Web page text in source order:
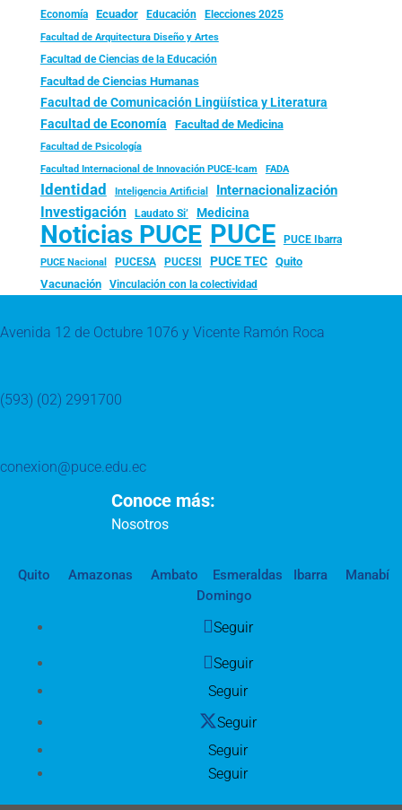
Economía Ecuador Educación Elecciones 2025
Facultad de Arquitectura Diseño y Artes
Facultad de Ciencias de la Educación
Facultad de Ciencias Humanas
Facultad de Comunicación Lingüística y Literatura
Facultad de Economía Facultad de Medicina
Facultad de Psicología
Facultad Internacional de Innovación PUCE-Icam FADA
Identidad Inteligencia Artificial Internacionalización
Investigación Laudato Si’ Medicina
Noticias PUCE PUCE PUCE Ibarra
PUCE Nacional PUCESA PUCESI PUCE TEC
Quito
Vacunación
Vinculación con la colectividad
Avenida 12 de Octubre 1076 y Vicente Ramón Roca
(593) (02) 2991700
conexion@puce.edu.ec
Conoce más:
Nosotros
Quito Amazonas Ambato Esmeraldas Ibarra
Manabí
Domingo
Seguir
Seguir
Seguir
Seguir
Seguir
Seguir